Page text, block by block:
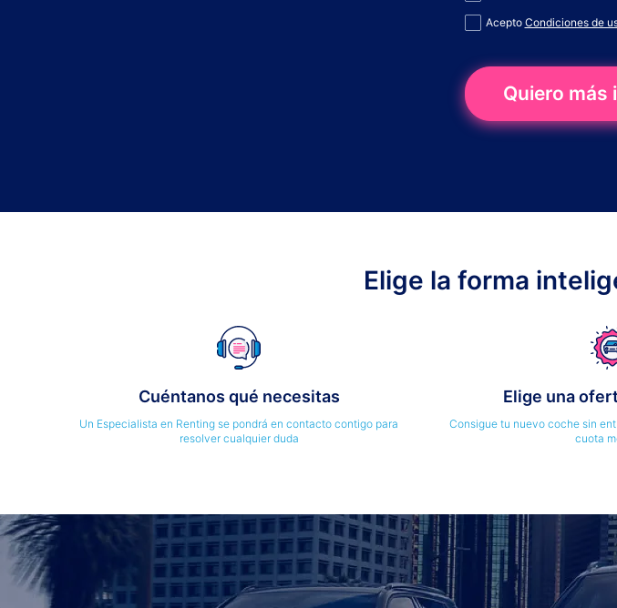
Acepto Condiciones de
Quiero más
Elige la forma
Cuéntanos qué necesitas
Un Especialista en Renting se pondrá en contacto contigo para
resolver cualquier duda
Elige una
Consigue tu nuevo coche sin
cuota